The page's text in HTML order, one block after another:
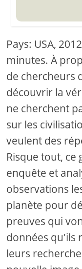
Pays: USA,
minutes. À
de chercheurs
découvrir la
ne cherchent
sur les
veulent des
Risque tout, ce
enquête et
observations
planète pour
preuves qui
données qu'ils
leurs